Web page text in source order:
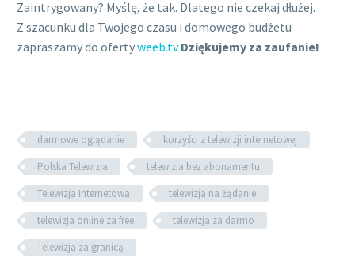
Zaintrygowany? Myślę, że tak. Dlatego nie czekaj dłużej.
Z szacunku dla Twojego czasu i domowego budżetu
zapraszamy do ofertyweeb.tvDziękujemy za zaufanie!
darmowe oglądanie
korzyści z telewizji internetowej
Polska Telewizja
telewizja bez abonamentu
Telewizja Internetowa
telewizja na żądanie
telewizja online za free
telewizja za darmo
Telewizja za granicą